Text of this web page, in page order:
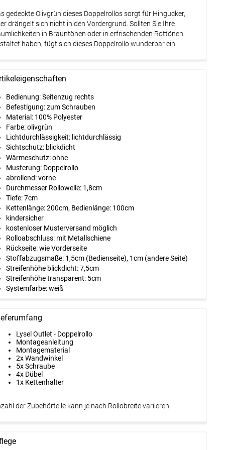
gedeckte Olivgrün dieses Doppelrollos sorgt für Hingucker,
drängelt sich nicht in den Vordergrund. Sollten Sie Ihre
in Brauntönen oder in erfrischenden Rottönen
haben, fügt sich dieses Doppelrollo wunderbar ein.
Bedienung:Seitenzug rechts
Befestigung:zum Schrauben
Material: 100% Polyester
Farbe:olivgrün
Lichtdurchlässigkeit: lichtdurchlässig
Sichtschutz: blickdicht
Wärmeschutz: ohne
Musterung: Doppelrollo
abrollend:vorne
Durchmesser Rollowelle: 1,8cm
Tiefe:7cm
Kettenlänge:200cm, Bedienlänge: 100cm
kindersicher
kostenloser Musterversand möglich
Rolloabschluss: mit Metallschiene
Rückseite:wie Vorderseite
Stoffabzugsmaße: 1,5cm (Bedienseite), 1cm (andere Seite)
Streifenhöhe blickdicht:7,5cm
Streifenhöhe transparent: 5cm
Systemfarbe:weiß
Lysel Outlet - Doppelrollo
Montageanleitung
Montagematerial
2x Wandwinkel
5x Schraube
4x Dübel
1x Kettenhalter
der Zubehörteile kann je nach Rollobreite variieren.